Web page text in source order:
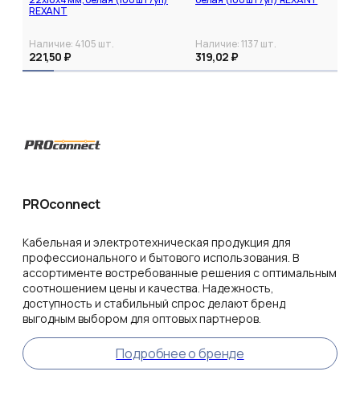
REXANT
Наличие: 4105 шт.
221,50 ₽
Наличие:1137 шт.
319,02 ₽
PROconnect
Кабельная и электротехническая продукция для
профессионального и бытового использования. В
ассортименте востребованные решения с оптимальным
соотношением цены и качества. Надежность,
доступность и стабильный спрос делают бренд
выгодным выбором для оптовых партнеров.
Подробнее о бренде